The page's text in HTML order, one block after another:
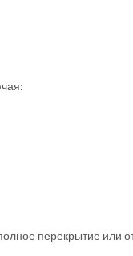
перекрытие или